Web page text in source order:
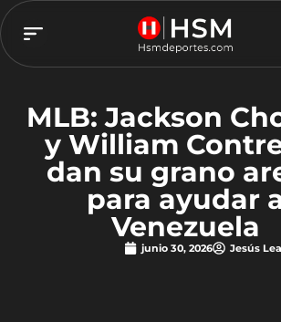
MLB: Jackson
y William
dan su grano
para ayudar
Venezuela
junio 30, 2026 Jesús